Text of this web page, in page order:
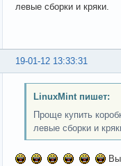
левые сборки и кряки.
19-01-12 13:33:31
LinuxMint пишет:
Проще купить
левые сборки и